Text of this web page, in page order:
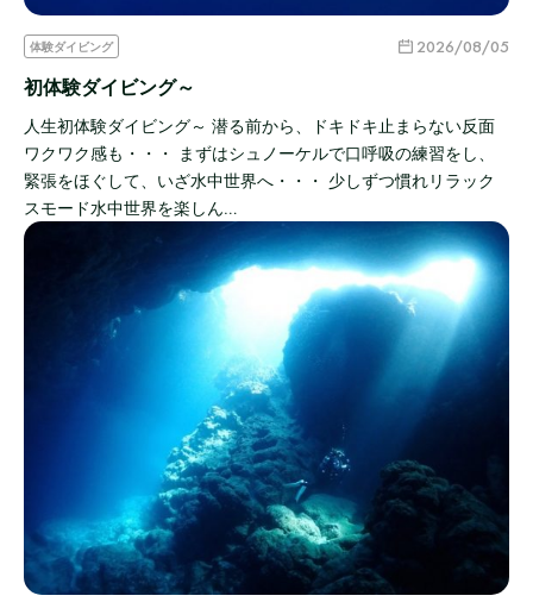
体験ダイビング 2026/08/05
初体験ダイビング～
人生初体験ダイビング～ 潜る前から、ドキドキ止まらない反面
ワクワク感も・・・ まずはシュノーケルで口呼吸の練習をし、
緊張をほぐして、いざ水中世界へ・・・ 少しずつ慣れリラック
スモード水中世界を楽しん…